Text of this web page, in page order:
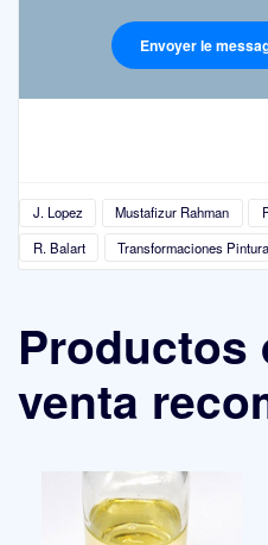
J. Lopez Mustafizur Rahman
R. Balart
Transformaciones Pintura
Productos
venta